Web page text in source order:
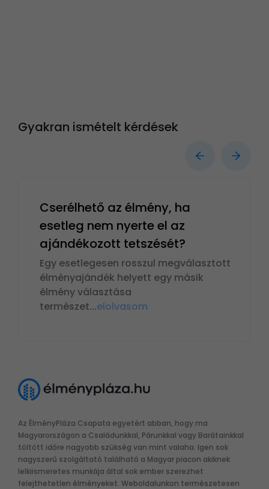
Gyakran ismételt kérdések
Cserélhető az élmény, ha
esetleg nem nyerte el az
ajándékozott tetszését?
Egy esetlegesen rosszul megválasztott
élményajándék helyett egy másik
élmény választása
természet...elolvasom
Az ÉlményPláza Csapata egyetért abban, hogy ma
Magyarországon a Családunkkal, Párunkkal vagy Barátainkkal
töltött időre nagyobb szükség van mint valaha. Igen sok
nagyszerű szolgáltató található a Magyar piacon akiknek
lelkiismeretes munkája által sok ember szerezhet
felejthetetlen élményeket. Weboldalunkon természetesen